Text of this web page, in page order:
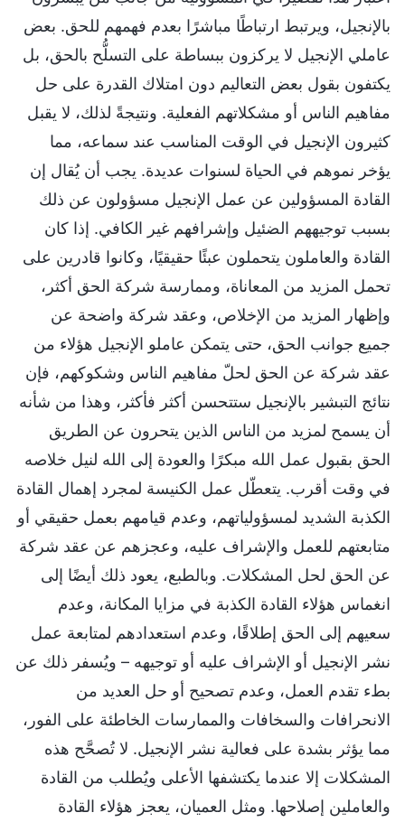
بالإنجيل، ويرتبط ارتباطًا مباشرًا بعدم فهمهم للحق. بعض
عاملي الإنجيل لا يركزون ببساطة على التسلُّح بالحق، بل
يكتفون بقول بعض التعاليم دون امتلاك القدرة على حل
مفاهيم الناس أو مشكلاتهم الفعلية. ونتيجةً لذلك، لا يقبل
كثيرون الإنجيل في الوقت المناسب عند سماعه، مما
يؤخر نموهم في الحياة لسنوات عديدة. يجب أن يُقال إن
القادة المسؤولين عن عمل الإنجيل مسؤولون عن ذلك
بسبب توجيههم الضئيل وإشرافهم غير الكافي. إذا كان
القادة والعاملون يتحملون عبئًا حقيقيًا، وكانوا قادرين على
تحمل المزيد من المعاناة، وممارسة شركة الحق أكثر،
وإظهار المزيد من الإخلاص، وعقد شركة واضحة عن
جميع جوانب الحق، حتى يتمكن عاملو الإنجيل هؤلاء من
عقد شركة عن الحق لحلّ مفاهيم الناس وشكوكهم، فإن
نتائج التبشير بالإنجيل ستتحسن أكثر فأكثر، وهذا من شأنه
أن يسمح لمزيد من الناس الذين يتحرون عن الطريق
الحق بقبول عمل الله مبكرًا والعودة إلى الله لنيل خلاصه
في وقت أقرب. يتعطّل عمل الكنيسة لمجرد إهمال القادة
الكذبة الشديد لمسؤولياتهم، وعدم قيامهم بعمل حقيقي أو
متابعتهم للعمل والإشراف عليه، وعجزهم عن عقد شركة
عن الحق لحل المشكلات. وبالطبع، يعود ذلك أيضًا إلى
انغماس هؤلاء القادة الكذبة في مزايا المكانة، وعدم
سعيهم إلى الحق إطلاقًا، وعدم استعدادهم لمتابعة عمل
نشر الإنجيل أو الإشراف عليه أو توجيهه – ويُسفر ذلك عن
بطء تقدم العمل، وعدم تصحيح أو حل العديد من
الانحرافات والسخافات والممارسات الخاطئة على الفور،
مما يؤثر بشدة على فعالية نشر الإنجيل. لا تُصحَّح هذه
المشكلات إلا عندما يكتشفها الأعلى ويُطلب من القادة
والعاملين إصلاحها. ومثل العميان، يعجز هؤلاء القادة